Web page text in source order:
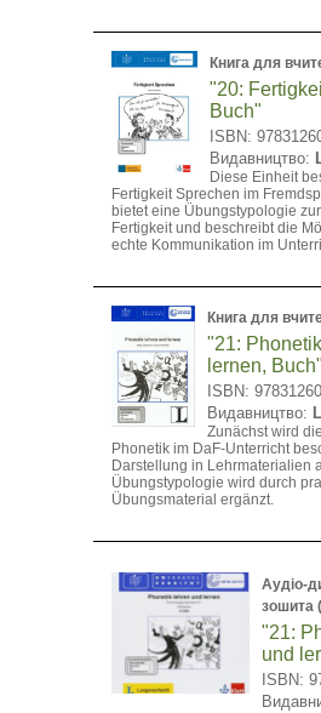
Книга для
"20:
Buch"
ISBN:
Видавництво:
Diese Einheit
Fertigkeit Sprechen im
bietet eine Übungstypologie
Fertigkeit und beschreibt die
echte Kommunikation im
Книга для
"21:
lernen,
ISBN:
Видавництво:
Zunächst wird
Phonetik im DaF-Unterricht
Darstellung in Lehrmaterialien
Übungstypologie wird durch
Übungsmaterial ergänzt.
Аудіо-
зошита
"21:
und
ISBN: